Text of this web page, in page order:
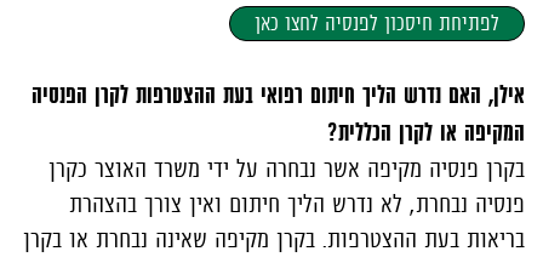
לפתיחת חיסכון לפנסיה לחצו כאן
אילן, האם נדרש הליך חיתום רפואי בעת ההצטרפות לקרן הפנסיה
המקיפה או לקרן הכללית?
בקרן פנסיה מקיפה אשר נבחרה על ידי משרד האוצר כקרן
פנסיה נבחרת, לא נדרש הליך חיתום ואין צורך בהצהרת
בריאות בעת ההצטרפות. בקרן מקיפה שאינה נבחרת או בקרן